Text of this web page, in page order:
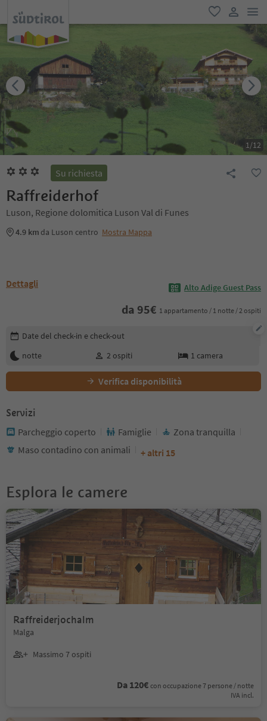
favoriti
user link
1/12
Su richiesta
Raffreiderhof
Luson, Regione dolomitica Luson Val di Funes
4.9 km da Luson centro Mostra Mappa
Dettagli Alto Adige Guest Pass
da 95€ 1 appartamento / 1 notte / 2 ospiti
Modifica i dettagli della prenotazione
Date del check-in e check-out
notte
2 ospiti 1 camera
Verifica disponibilità
Servizi
Parcheggio coperto Famiglie
Zona tranquilla
Maso contadino con animali
+ altri 15
Esplora le camere
Raffreiderjochalm
Malga
Massimo 7 ospiti
Da 120€ con occupazione 7 persone / notte
IVA incl.